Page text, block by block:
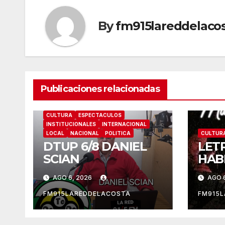
By
Publicaciones relacionadas
CULTURA
ESPECTACULOS
INSTITUCIONALES
INTERNACIONAL
LOCAL
NACIONAL POLITICA
DTUP 6/8 DANIEL
SCIAN
AGO 6, 2026
FM915LAREDDELACOSTA
AGO